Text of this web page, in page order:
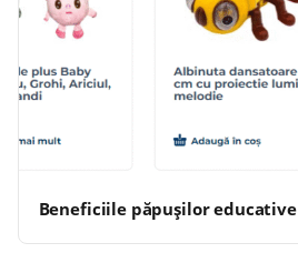
Beneficiile păpușilor educative